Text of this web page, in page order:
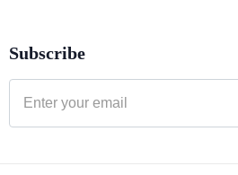
Subscribe